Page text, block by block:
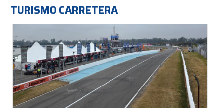
TURISMO CARRETERA